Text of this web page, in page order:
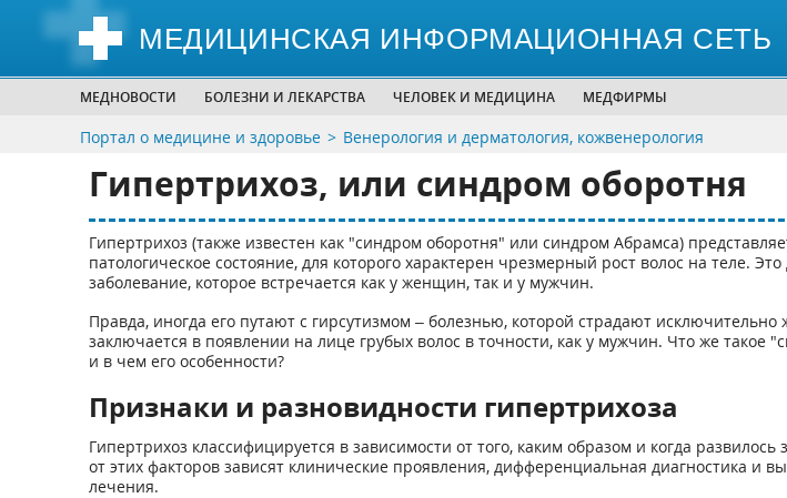
МЕДИЦИНСКАЯ ИНФОРМАЦИОННАЯ СЕТЬ
МЕДНОВОСТИ БОЛЕЗНИ И ЛЕКАРСТВА ЧЕЛОВЕК И МЕДИЦИНА МЕДФИРМЫ
Портал о медицине и здоровье Венерология и дерматология, кожвенерология
Гипертрихоз, или синдром оборотня
Гипертрихоз (также известен как "синдром оборотня" или синдром Абрамса)
патологическое состояние, для которого характерен чрезмерный рост волос на теле.
заболевание, которое встречается как у женщин, так и у мужчин.
Правда, иногда его путают с гирсутизмом – болезнью, которой страдают
заключается в появлении на лице грубых волос в точности, как у мужчин. Что же такое
и в чем его особенности?
Признаки и разновидности гипертрихоза
Гипертрихоз классифицируется в зависимости от того, каким образом и когда развилось
от этих факторов зависят клинические проявления, дифференциальная диагностика и
лечения.